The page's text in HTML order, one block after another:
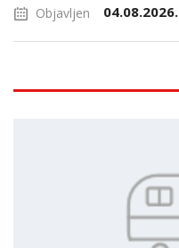
Objavljen 04.08.2026.